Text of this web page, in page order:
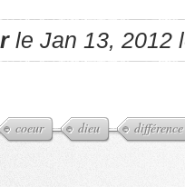
le Jan 13, 2012
coeur dieu différence